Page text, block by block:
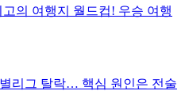
의 여행지 월드컵! 우승 여행
리그 탈락… 핵심 원인은 전술